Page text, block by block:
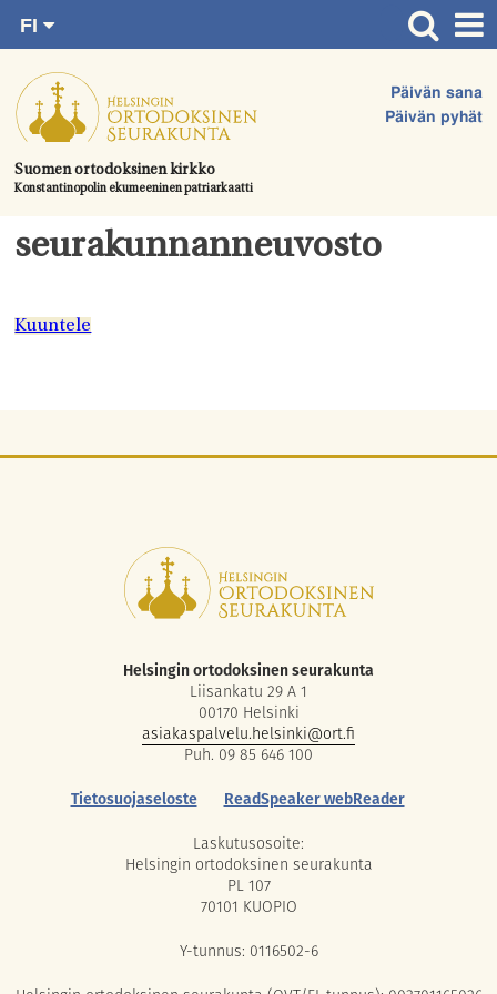
suoraan
sisältöön.
Suomen ortodoksinen kirkko
Konstantinopolin ekumeeninen patriarkaatti
Päivän sana
Päivän pyhät
FI
SV
EN
UA
Etusivu
Ajankohtaista
Juhlat & toimitukset
Kirkot
Tule mukaan
seurakunnanneuvosto
Kuuntele
Helsingin ortodoksinen seurakunta
Liisankatu 29 A 1
00170 Helsinki
asiakaspalvelu.helsinki@ort.fi
Puh. 09 85 646 100
Tietosuojaseloste
ReadSpeaker webReader
Laskutusosoite:
Helsingin ortodoksinen seurakunta
PL 107
70101 KUOPIO
Y-tunnus: 0116502-6